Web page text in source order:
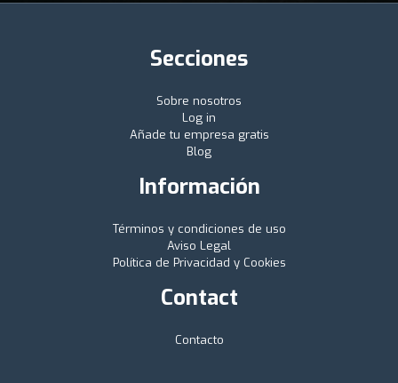
Secciones
Sobre nosotros
Log in
Añade tu empresa gratis
Blog
Información
Términos y condiciones de uso
Aviso Legal
Política de Privacidad y Cookies
Contact
Contacto